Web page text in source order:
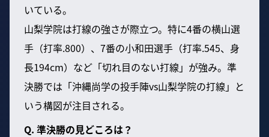
いている。
山梨学院は打線の強さが際立つ。特に4番の横山選
手（打率.800）、7番の小和田選手（打率.545、身
長194cm）など「切れ目のない打線」が強み。準
決勝では「沖縄尚学の投手陣vs山梨学院の打線」と
いう構図が注目される。
Q. 準決勝の見どころは？